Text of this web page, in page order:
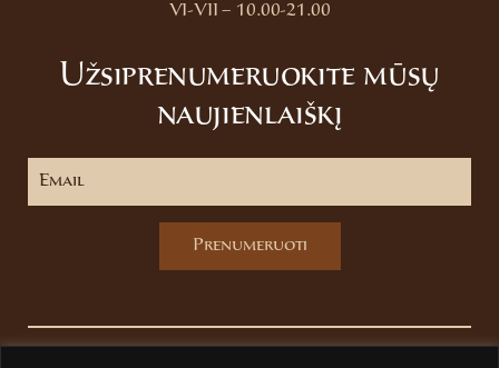
VI-VII – 10.00-21.00
Užsiprenumeruokite mūsų
naujienlaiškį
Prenumeruoti